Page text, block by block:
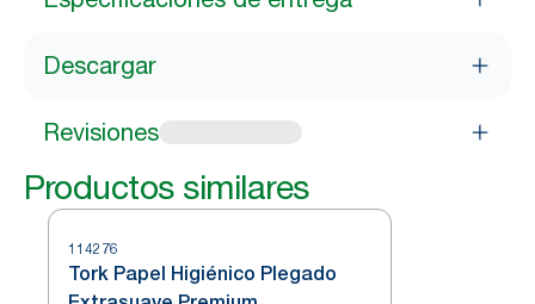
Descargar
Revisiones
Productos similares
114276
Tork Papel Higiénico Plegado